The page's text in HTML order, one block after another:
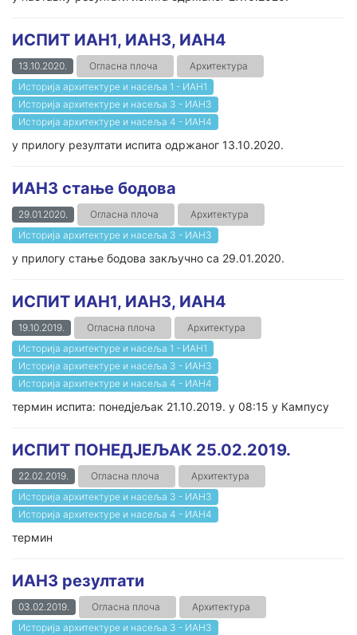
ИСПИТ ИАН1, ИАН3, ИАН4
13.10.2020. Огласна плоча
Архитектура
Историја архитектуре и насеља 1 - ИАН1
Историја архитектуре и насеља 3 - ИАН3
Историја архитектуре и насеља 4 - ИАН4
у прилогу резултати испита одржаног 13.10.2020.
ИАН3 стање бодова
29.01.2020. Огласна плоча
Архитектура
Историја архитектуре и насеља 3 - ИАН3
у прилогу стање бодова закључно са 29.01.2020.
ИСПИТ ИАН1, ИАН3, ИАН4
19.10.2019. Огласна плоча
Архитектура
Историја архитектуре и насеља 1 - ИАН1
Историја архитектуре и насеља 3 - ИАН3
Историја архитектуре и насеља 4 - ИАН4
термин испита: понедјељак 21.10.2019. у 08:15 у Кампусу
ИСПИТ ПОНЕДЈЕЉАК 25.02.2019.
22.02.2019. Огласна плоча
Архитектура
Историја архитектуре и насеља 3 - ИАН3
Историја архитектуре и насеља 4 - ИАН4
термин
ИАН3 резултати
03.02.2019. Огласна плоча
Архитектура
Историја архитектуре и насеља 3 - ИАН3